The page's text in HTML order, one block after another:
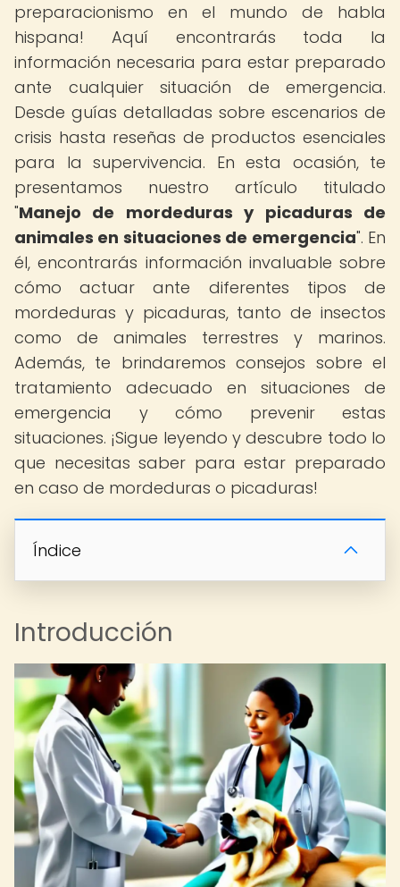
preparacionismo en el mundo de habla
hispana! Aquí encontrarás toda la
información necesaria para estar preparado
ante cualquier situación de emergencia.
Desde guías detalladas sobre escenarios de
crisis hasta reseñas de productos esenciales
para la supervivencia. En esta ocasión, te
presentamos nuestro artículo titulado
"Manejo de mordeduras y picaduras de
animales en situaciones de emergencia". En
él, encontrarás información invaluable sobre
cómo actuar ante diferentes tipos de
mordeduras y picaduras, tanto de insectos
como de animales terrestres y marinos.
Además, te brindaremos consejos sobre el
tratamiento adecuado en situaciones de
emergencia y cómo prevenir estas
situaciones. ¡Sigue leyendo y descubre todo lo
que necesitas saber para estar preparado
en caso de mordeduras o picaduras!
Índice
Introducción